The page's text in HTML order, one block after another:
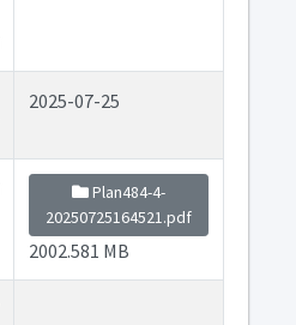
2025-07-25
Plan484-4-
20250725164521.pdf
2002.581 MB